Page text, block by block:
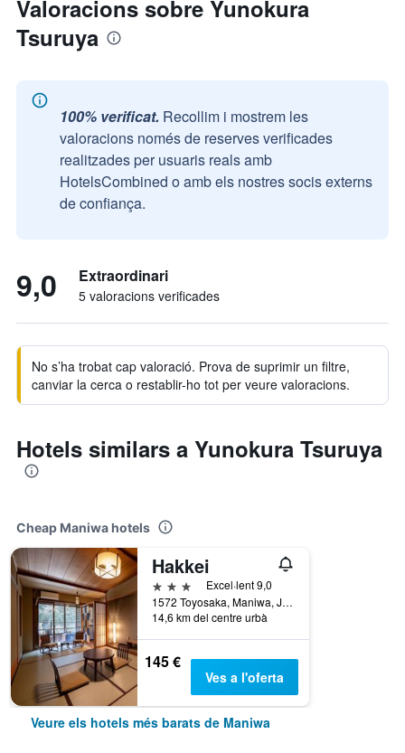
Valoracions sobre Yunokura
Tsuruya
100% verificat. Recollim i mostrem les
valoracions només de reserves verificades
realitzades per usuaris reals amb
HotelsCombined o amb els nostres socis externs
de confiança.
9,0 Extraordinari
5 valoracions verificades
No s’ha trobat cap valoració. Prova de suprimir un filtre,
canviar la cerca o restablir-ho tot per veure valoracions.
Hotels similars a Yunokura Tsuruya
Cheap Maniwa hotels
Hakkei
3 estrellesExcel·lent 9,0
1572 Toyosaka, Maniwa, Japó
14,6 km del centre urbà
145 €
Ves a l'oferta
Veure els hotels més barats de Maniwa